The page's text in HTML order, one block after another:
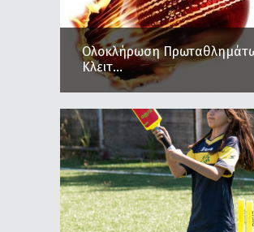
Ολοκλήρωση
Κλειτ...